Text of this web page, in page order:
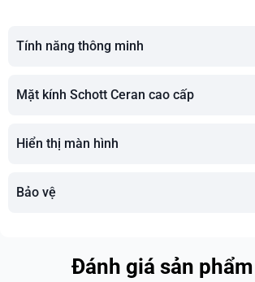
Tính năng thông minh
Mặt kính Schott Ceran cao cấp
Hiển thị màn hình
Bảo vệ
Đánh giá sản